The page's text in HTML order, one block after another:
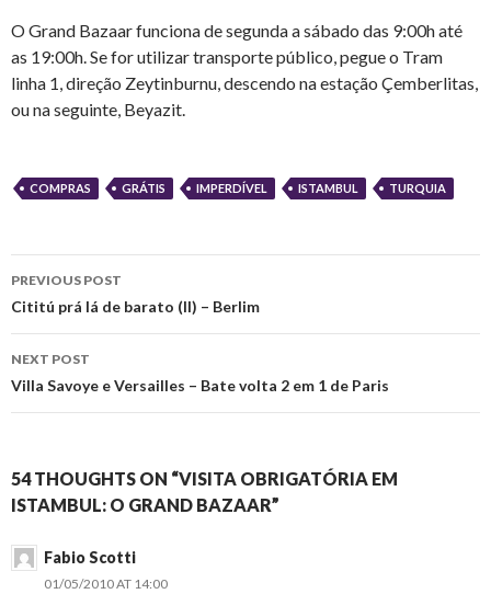
O Grand Bazaar funciona de segunda a sábado das 9:00h até
as 19:00h. Se for utilizar transporte público, pegue o Tram
linha 1, direção Zeytinburnu, descendo na estação Çemberlitas,
ou na seguinte, Beyazit.
COMPRAS GRÁTIS IMPERDÍVEL ISTAMBUL TURQUIA
Post
navigation
PREVIOUS POST
Cititú prá lá de barato (II) – Berlim
NEXT POST
Villa Savoye e Versailles – Bate volta 2 em 1 de Paris
54 THOUGHTS ON “VISITA OBRIGATÓRIA EM
ISTAMBUL: O GRAND BAZAAR”
Fabio Scotti
01/05/2010 AT 14:00